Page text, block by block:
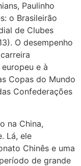
Paulinho
o Brasileirão
de Clubes
O desempenho
e à
Copas do Mundo
Confederações
na China,
Lá, ele
Chinês e uma
de grande